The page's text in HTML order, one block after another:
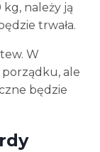
kg, należy ją
trwała.
W
ale
będzie